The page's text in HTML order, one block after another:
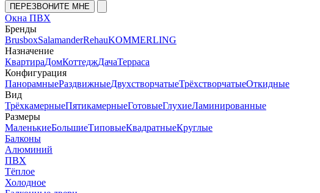
ПЕРЕЗВОНИТЕ МНЕ
Окна ПВХ
Бренды
BrusboxSalamanderRehauKOMMERLING
Назначение
КвартираДомКоттеджДачаТерраса
Конфигурация
ПанорамныеРаздвижныеДвухстворчатыеТрёхстворчатыеОткидные
Вид
ТрёхкамерныеПятикамерныеГотовыеГлухиеЛаминированные
Размеры
МаленькиеБольшиеТиповыеКвадратныеКруглые
Балконы
Алюминий
ПВХ
Тёплое
Холодное